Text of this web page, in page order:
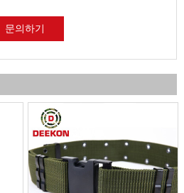
문의하기